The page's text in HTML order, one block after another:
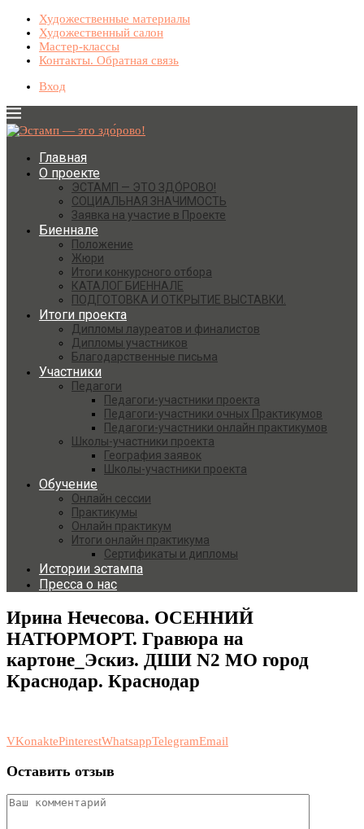
Художественные материалы
Художественный салон
Мастер-классы
Контакты. Обратная связь
Вход
Главная
О проекте
ЭСТАМП — ЭТО ЗДО́РОВО!
СОЦИАЛЬНАЯ ЗНАЧИМОСТЬ
Заявка на участие в Проекте
Биеннале
Положение
Жюри
Итоги конкурсного отбора
КАТАЛОГ БИЕННАЛЕ
ПОДГОТОВКА И ОТКРЫТИЕ ВЫСТАВКИ.
Итоги проекта
Дипломы лауреатов и финалистов
Дипломы участников
Благодарственные письма
Участники
Педагоги
Педагоги-участники проекта
Педагоги-участники очных Практикумов
Педагоги-участники онлайн практикумов
Школы-участники проекта
География заявок
Школы-участники проекта
Обучение
Онлайн сессии
Практикумы
Онлайн практикум
Итоги онлайн практикума
Сертификаты и дипломы
Истории эстампа
Пресса о нас
Ирина Нечесова. ОСЕННИЙ
НАТЮРМОРТ. Гравюра на
картоне_Эскиз. ДШИ N2 МО город
Краснодар. Краснодар
VKonaktePinterestWhatsappTelegramEmail
Оставить отзыв